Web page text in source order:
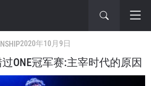
2020年10月9日
ONE冠军赛:主宰时代的原因